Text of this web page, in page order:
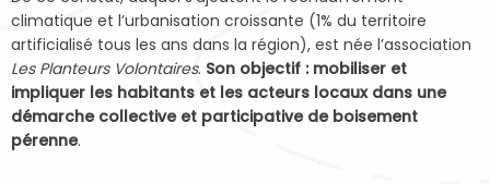
climatique et l’urbanisation croissante (1% du territoire
artificialisé tous les ans dans la région), est née l’association
Les Planteurs Volontaires. Son objectif : mobiliser et
impliquer les habitants et les acteurs locaux dans une
démarche collective et participative de boisement
pérenne.